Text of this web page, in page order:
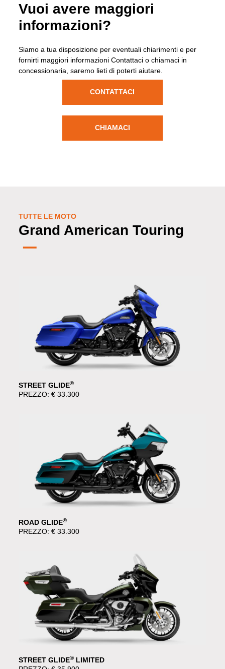
Vuoi avere maggiori
informazioni?
Siamo a tua disposizione per eventuali chiarimenti e per
fornirti maggiori informazioni Contattaci o chiamaci in
concessionaria, saremo lieti di poterti aiutare.
CONTATTACI
CHIAMACI
TUTTE LE MOTO
Grand American Touring
STREET GLIDE®
PREZZO: € 33.300
ROAD GLIDE®
PREZZO: € 33.300
STREET GLIDE® LIMITED